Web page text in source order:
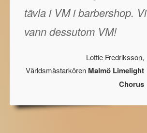
tävla i VM i barbershop. Vi
vann dessutom VM!
Lottie Fredriksson,
Världsmästarkören Malmö Limelight
Chorus